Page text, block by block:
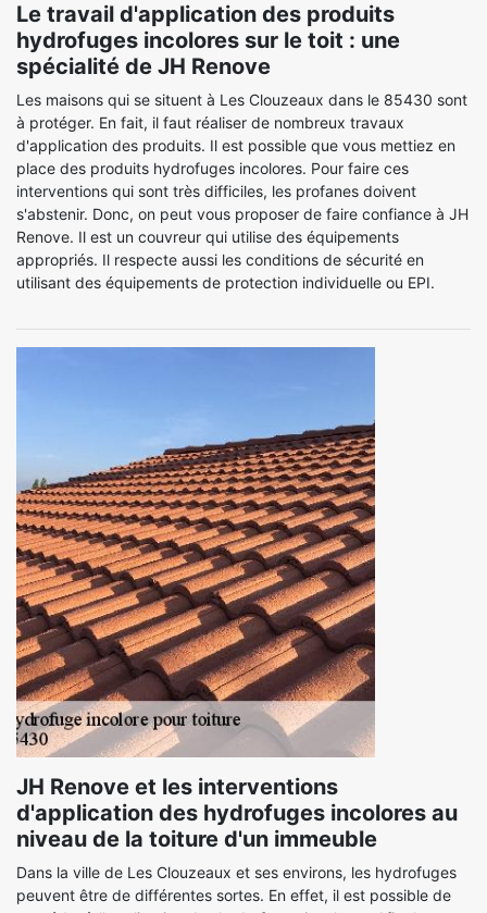
Le travail d'application des produits
hydrofuges incolores sur le toit : une
spécialité de JH Renove
Les maisons qui se situent à Les Clouzeaux dans le 85430 sont
à protéger. En fait, il faut réaliser de nombreux travaux
d'application des produits. Il est possible que vous mettiez en
place des produits hydrofuges incolores. Pour faire ces
interventions qui sont très difficiles, les profanes doivent
s'abstenir. Donc, on peut vous proposer de faire confiance à JH
Renove. Il est un couvreur qui utilise des équipements
appropriés. Il respecte aussi les conditions de sécurité en
utilisant des équipements de protection individuelle ou EPI.
JH Renove et les interventions
d'application des hydrofuges incolores au
niveau de la toiture d'un immeuble
Dans la ville de Les Clouzeaux et ses environs, les hydrofuges
peuvent être de différentes sortes. En effet, il est possible de